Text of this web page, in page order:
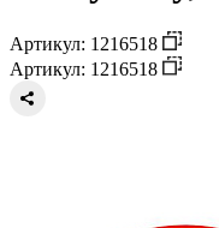
Артикул: 1216518
Артикул: 1216518